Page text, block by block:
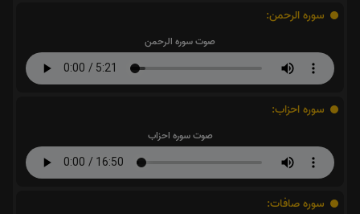
سوره الرحمن:
صوت سوره الرحمن
سوره احزاب:
صوت سوره احزاب
سوره صافات: